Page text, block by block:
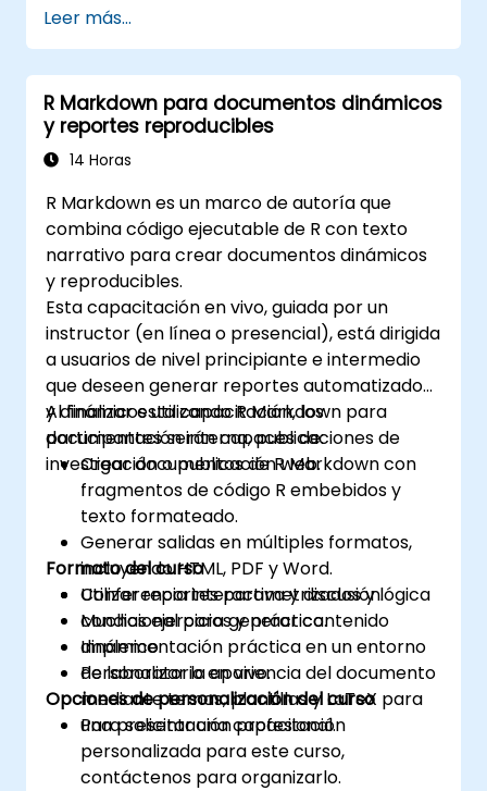
avanzadas de análisis estadístico para la
toma de decisiones basada en datos.
Liderar proyectos de Seis Sigma a gran
escala y gestionar eficazmente los
equipos de proyecto.
Implementar mejoras significativas en los
y estrategias organizacionales.
Leer más...
R Markdown para documentos dinámicos
y reportes reproducibles
14 Horas
R Markdown es un marco de autoría que
combina código ejecutable de R con texto
narrativo para crear documentos dinámicos
y reproducibles.
Esta capacitación en vivo, guiada por un
instructor (en línea o presencial), está dirigida
a usuarios de nivel principiante e intermedio
que deseen generar reportes automatizados
y dinámicos utilizando R Markdown para
documentación interna, publicaciones de
investigación o publicación web.
Al finalizar esta capacitación, los
participantes serán capaces de:
Crear documentos de R Markdown con
fragmentos de código R embebidos y
texto formateado.
Generar salidas en múltiples formatos,
incluyendo HTML, PDF y Word.
Utilizar reportes parametrizados y lógica
condicional para generar contenido
dinámico.
Personalizar la apariencia del documento
mediante temas, plantillas y LaTeX para
una presentación profesional.
Formato del curso
Conferencia interactiva y discusión.
Muchas ejercicios y práctica.
Implementación práctica en un entorno
de laboratorio en vivo.
Opciones de personalización del curso
Para solicitar una capacitación
personalizada para este curso,
contáctenos para organizarlo.